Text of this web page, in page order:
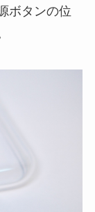
ボタンの位